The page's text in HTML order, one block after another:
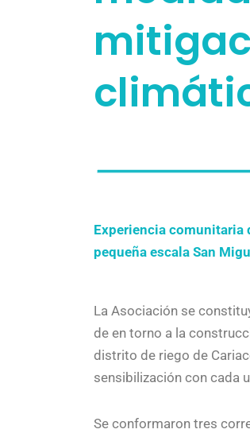
Experiencia comunitaria
pequeña escala San
La Asociación se
de en torno a la
distrito de riego de
sensibilización con cada
Se conformaron tres